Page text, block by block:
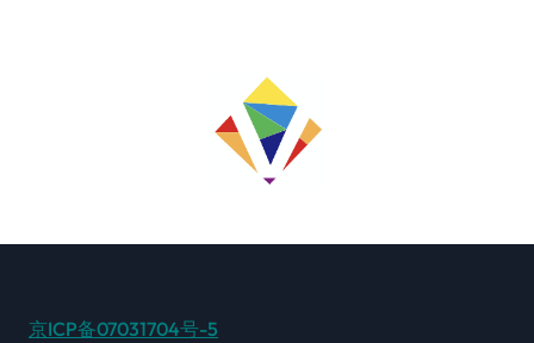
京ICP备07031704号-5